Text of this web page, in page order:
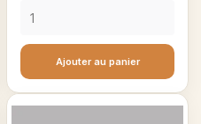
Ajouter au panier